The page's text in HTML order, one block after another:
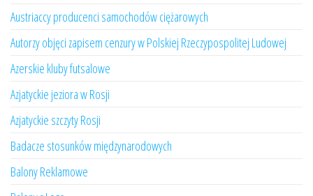
Austriaccy producenci samochodów ciężarowych
Autorzy objęci zapisem cenzury w Polskiej Rzeczypospolitej Ludowej
Azerskie kluby futsalowe
Azjatyckie jeziora w Rosji
Azjatyckie szczyty Rosji
Badacze stosunków międzynarodowych
Balony Reklamowe